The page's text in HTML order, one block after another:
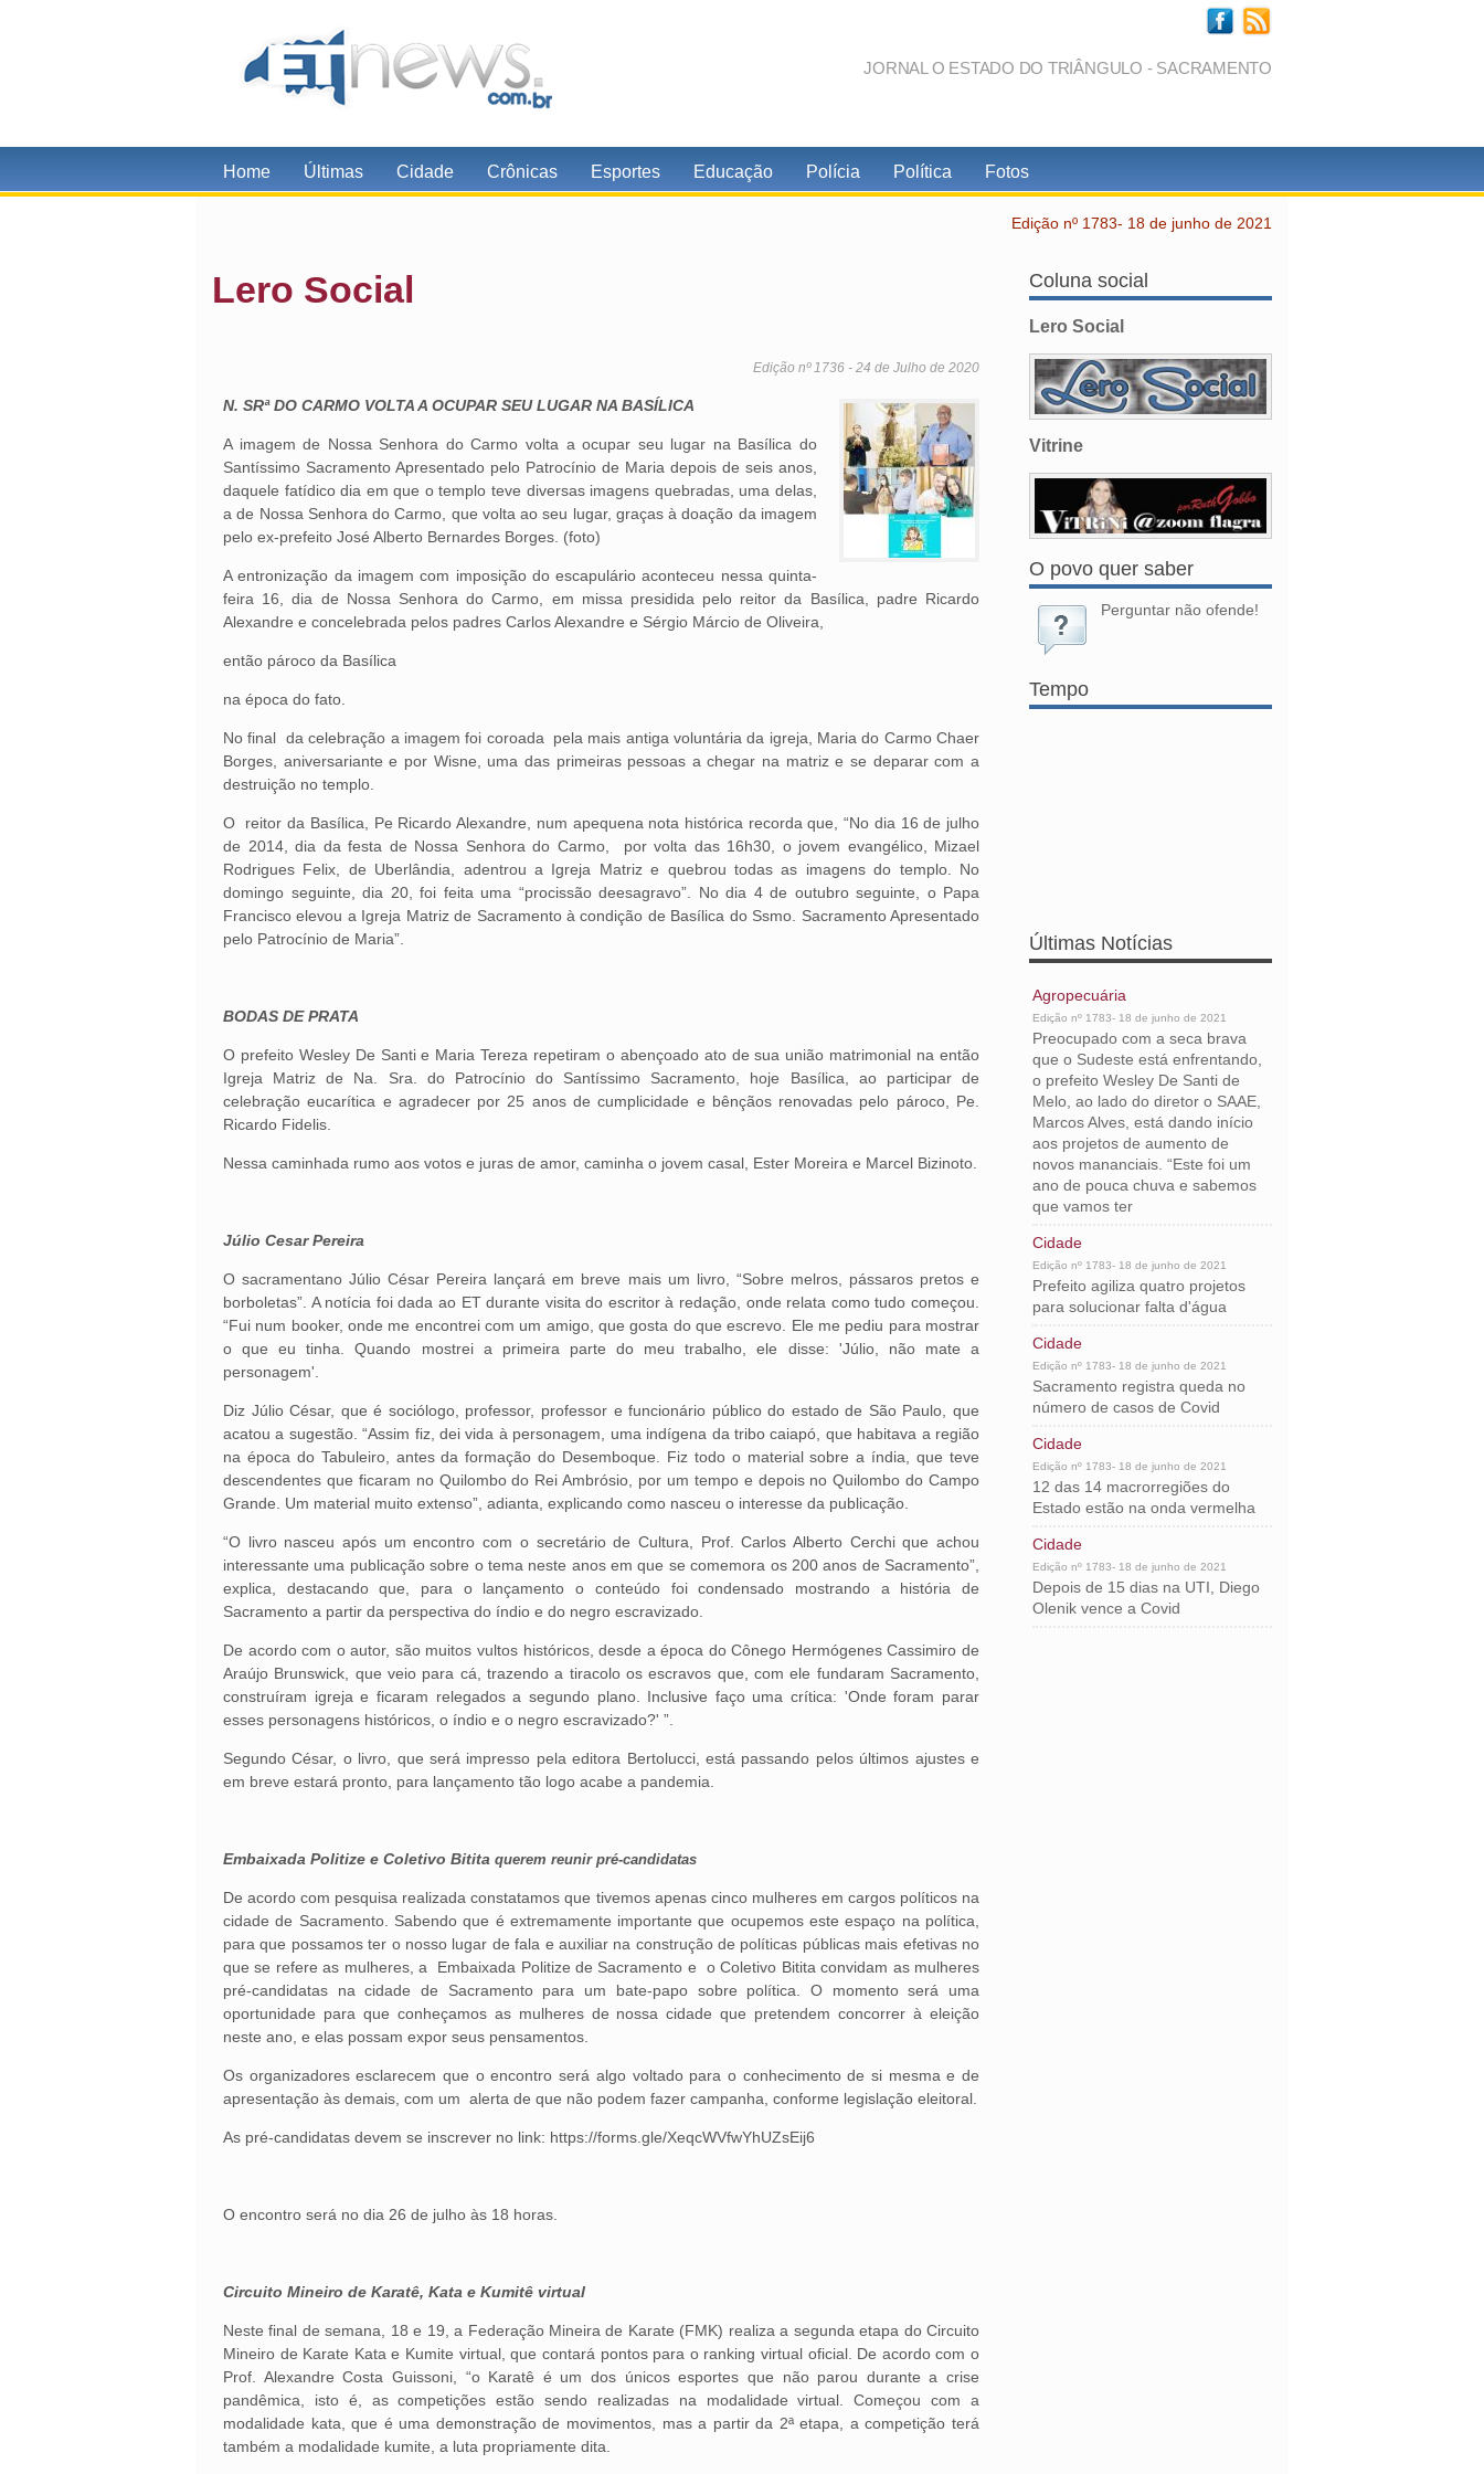
JORNAL O ESTADO DO TRIÂNGULO - SACRAMENTO
Home Últimas Cidade Crônicas Esportes Educação Polícia Política Fotos
Edição nº 1783- 18 de junho de 2021
Lero Social
Edição nº 1736 - 24 de Julho de 2020
N. SRª DO CARMO VOLTA A OCUPAR SEU LUGAR NA BASÍLICA
A imagem de Nossa Senhora do Carmo volta a ocupar seu lugar na Basílica do
Santíssimo Sacramento Apresentado pelo Patrocínio de Maria depois de seis anos,
daquele fatídico dia em que o templo teve diversas imagens quebradas, uma delas,
a de Nossa Senhora do Carmo, que volta ao seu lugar, graças à doação da imagem
pelo ex-prefeito José Alberto Bernardes Borges. (foto)
A entronização da imagem com imposição do escapulário aconteceu nessa quinta-
feira 16, dia de Nossa Senhora do Carmo, em missa presidida pelo reitor da Basílica, padre Ricardo
Alexandre e concelebrada pelos padres Carlos Alexandre e Sérgio Márcio de Oliveira,
então pároco da Basílica
na época do fato.
No final da celebração a imagem foi coroada pela mais antiga voluntária da igreja, Maria do Carmo Chaer
Borges, aniversariante e por Wisne, uma das primeiras pessoas a chegar na matriz e se deparar com a
destruição no templo.
O reitor da Basílica, Pe Ricardo Alexandre, num apequena nota histórica recorda que, “No dia 16 de julho
de 2014, dia da festa de Nossa Senhora do Carmo, por volta das 16h30, o jovem evangélico, Mizael
Rodrigues Felix, de Uberlândia, adentrou a Igreja Matriz e quebrou todas as imagens do templo. No
domingo seguinte, dia 20, foi feita uma “procissão deesagravo”. No dia 4 de outubro seguinte, o Papa
Francisco elevou a Igreja Matriz de Sacramento à condição de Basílica do Ssmo. Sacramento Apresentado
pelo Patrocínio de Maria”.
BODAS DE PRATA
O prefeito Wesley De Santi e Maria Tereza repetiram o abençoado ato de sua união matrimonial na então
Igreja Matriz de Na. Sra. do Patrocínio do Santíssimo Sacramento, hoje Basílica, ao participar de
celebração eucarítica e agradecer por 25 anos de cumplicidade e bênçãos renovadas pelo pároco, Pe.
Ricardo Fidelis.
Nessa caminhada rumo aos votos e juras de amor, caminha o jovem casal, Ester Moreira e Marcel Bizinoto.
Júlio Cesar Pereira
O sacramentano Júlio César Pereira lançará em breve mais um livro, “Sobre melros, pássaros pretos e
borboletas”. A notícia foi dada ao ET durante visita do escritor à redação, onde relata como tudo começou.
“Fui num booker, onde me encontrei com um amigo, que gosta do que escrevo. Ele me pediu para mostrar
o que eu tinha. Quando mostrei a primeira parte do meu trabalho, ele disse: 'Júlio, não mate a
personagem'.
Diz Júlio César, que é sociólogo, professor, professor e funcionário público do estado de São Paulo, que
acatou a sugestão. “Assim fiz, dei vida à personagem, uma indígena da tribo caiapó, que habitava a região
na época do Tabuleiro, antes da formação do Desemboque. Fiz todo o material sobre a índia, que teve
descendentes que ficaram no Quilombo do Rei Ambrósio, por um tempo e depois no Quilombo do Campo
Grande. Um material muito extenso”, adianta, explicando como nasceu o interesse da publicação.
“O livro nasceu após um encontro com o secretário de Cultura, Prof. Carlos Alberto Cerchi que achou
interessante uma publicação sobre o tema neste anos em que se comemora os 200 anos de Sacramento”,
explica, destacando que, para o lançamento o conteúdo foi condensado mostrando a história de
Sacramento a partir da perspectiva do índio e do negro escravizado.
De acordo com o autor, são muitos vultos históricos, desde a época do Cônego Hermógenes Cassimiro de
Araújo Brunswick, que veio para cá, trazendo a tiracolo os escravos que, com ele fundaram Sacramento,
construíram igreja e ficaram relegados a segundo plano. Inclusive faço uma crítica: 'Onde foram parar
esses personagens históricos, o índio e o negro escravizado?' ”.
Segundo César, o livro, que será impresso pela editora Bertolucci, está passando pelos últimos ajustes e
em breve estará pronto, para lançamento tão logo acabe a pandemia.
Embaixada Politize e Coletivo Bitita querem reunir pré-candidatas
De acordo com pesquisa realizada constatamos que tivemos apenas cinco mulheres em cargos políticos na
cidade de Sacramento. Sabendo que é extremamente importante que ocupemos este espaço na política,
para que possamos ter o nosso lugar de fala e auxiliar na construção de políticas públicas mais efetivas no
que se refere as mulheres, a Embaixada Politize de Sacramento e o Coletivo Bitita convidam as mulheres
pré-candidatas na cidade de Sacramento para um bate-papo sobre política. O momento será uma
oportunidade para que conheçamos as mulheres de nossa cidade que pretendem concorrer à eleição
neste ano, e elas possam expor seus pensamentos.
Os organizadores esclarecem que o encontro será algo voltado para o conhecimento de si mesma e de
apresentação às demais, com um alerta de que não podem fazer campanha, conforme legislação eleitoral.
As pré-candidatas devem se inscrever no link: https://forms.gle/XeqcWVfwYhUZsEij6
O encontro será no dia 26 de julho às 18 horas.
Circuito Mineiro de Karatê, Kata e Kumitê virtual
Neste final de semana, 18 e 19, a Federação Mineira de Karate (FMK) realiza a segunda etapa do Circuito
Mineiro de Karate Kata e Kumite virtual, que contará pontos para o ranking virtual oficial. De acordo com o
Prof. Alexandre Costa Guissoni, “o Karatê é um dos únicos esportes que não parou durante a crise
pandêmica, isto é, as competições estão sendo realizadas na modalidade virtual. Começou com a
modalidade kata, que é uma demonstração de movimentos, mas a partir da 2ª etapa, a competição terá
também a modalidade kumite, a luta propriamente dita.
Coluna social
Lero Social
Vitrine
O povo quer saber
Perguntar não ofende!
Tempo
Últimas Notícias
Agropecuária
Edição nº 1783- 18 de junho de 2021
Preocupado com a seca brava
que o Sudeste está enfrentando,
o prefeito Wesley De Santi de
Melo, ao lado do diretor o SAAE,
Marcos Alves, está dando início
aos projetos de aumento de
novos mananciais. “Este foi um
ano de pouca chuva e sabemos
que vamos ter
Cidade
Edição nº 1783- 18 de junho de 2021
Prefeito agiliza quatro projetos
para solucionar falta d'água
Cidade
Edição nº 1783- 18 de junho de 2021
Sacramento registra queda no
número de casos de Covid
Cidade
Edição nº 1783- 18 de junho de 2021
12 das 14 macrorregiões do
Estado estão na onda vermelha
Cidade
Edição nº 1783- 18 de junho de 2021
Depois de 15 dias na UTI, Diego
Olenik vence a Covid